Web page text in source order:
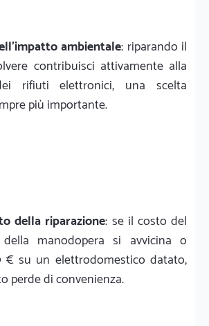
ambientale: riparando il
contribuisci attivamente alla
rifiuti elettronici, una scelta
più importante.
della riparazione: se il costo del
manodopera si avvicina o
€ su un elettrodomestico datato,
perde di convenienza.